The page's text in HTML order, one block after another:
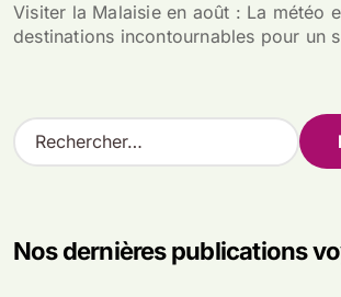
Visiter la Malaisie en août : La météo
destinations incontournables pour un
R
e
rNos dernières publications